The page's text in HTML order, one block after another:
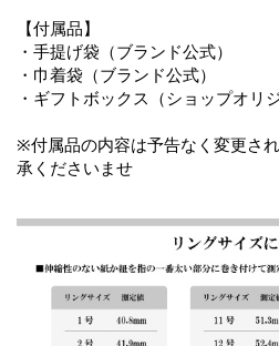
【付属品】
・手提げ袋（ブランド公式）
・巾着袋（ブランド公式）
・ギフトボックス（ショップオリ
※付属品の内容は予告なく変更さ
承くださいませ